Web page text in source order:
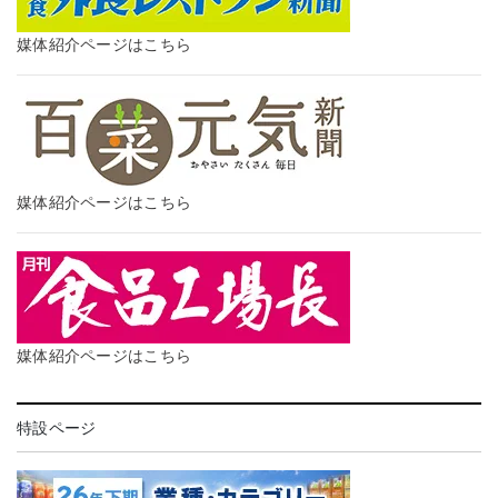
媒体紹介ページはこちら
媒体紹介ページはこちら
媒体紹介ページはこちら
特設ページ